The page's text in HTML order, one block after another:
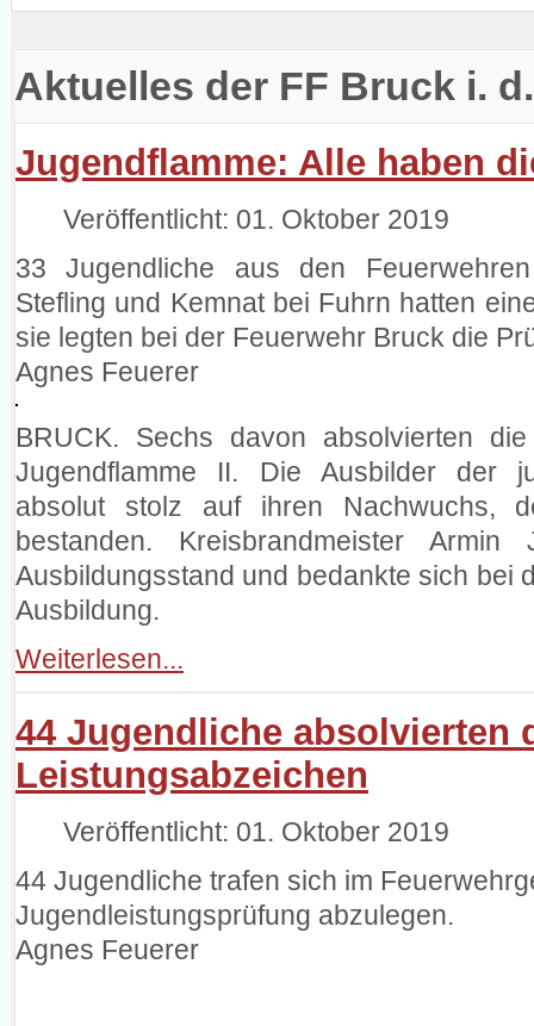
Aktuelles der FF Bruck i.
Jugendflamme: Alle haben
Veröffentlicht: 01. Oktober 2019
33 Jugendliche aus den
Stefling und Kemnat bei Fuhrn hatten
sie legten bei der Feuerwehr Bruck die
Agnes Feuerer
BRUCK. Sechs davon absolvierten
Jugendflamme II. Die Ausbilder der
absolut stolz auf ihren Nachwuchs,
bestanden. Kreisbrandmeister
Ausbildungsstand und bedankte sich bei
Ausbildung.
Weiterlesen...
44 Jugendliche absolvierten
Leistungsabzeichen
Veröffentlicht: 01. Oktober 2019
44 Jugendliche trafen sich im
Jugendleistungsprüfung abzulegen.
Agnes Feuerer